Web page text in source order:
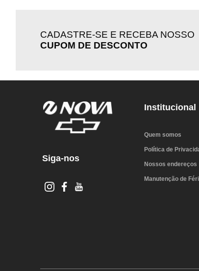
CADASTRE-SE E RECEBA NOSSO
CUPOM DE DESCONTO
Siga-nos
Institucional
Quem somos
Política de
Nossos endereços
Manutenção de